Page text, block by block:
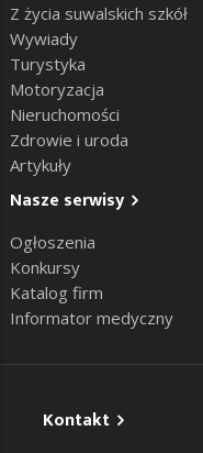
Z życia suwalskich szkół
Wywiady
Turystyka
Motoryzacja
Nieruchomości
Zdrowie i uroda
Artykuły
Nasze serwisy
Ogłoszenia
Konkursy
Katalog firm
Informator medyczny
Kontakt